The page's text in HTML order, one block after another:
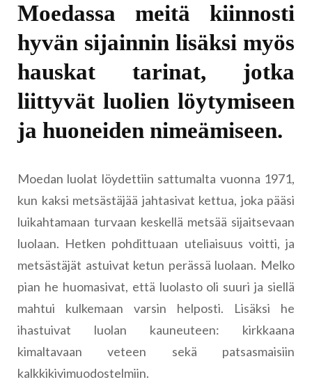
Moedassa meitä kiinnosti
hyvän sijainnin lisäksi myös
hauskat tarinat, jotka
liittyvät luolien löytymiseen
ja huoneiden nimeämiseen.
Moedan luolat löydettiin sattumalta vuonna 1971,
kun kaksi metsästäjää jahtasivat kettua, joka pääsi
luikahtamaan turvaan keskellä metsää sijaitsevaan
luolaan. Hetken pohdittuaan uteliaisuus voitti, ja
metsästäjät astuivat ketun perässä luolaan. Melko
pian he huomasivat, että luolasto oli suuri ja siellä
mahtui kulkemaan varsin helposti. Lisäksi he
ihastuivat luolan kauneuteen: kirkkaana
kimaltavaan veteen sekä patsasmaisiin
kalkkikivimuodostelmiin.